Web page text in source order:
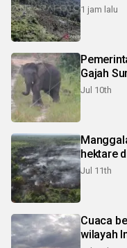
1 jam lalu
Gajah
Jul 10th
hektare
Jul 11th
Cuaca
wilayah